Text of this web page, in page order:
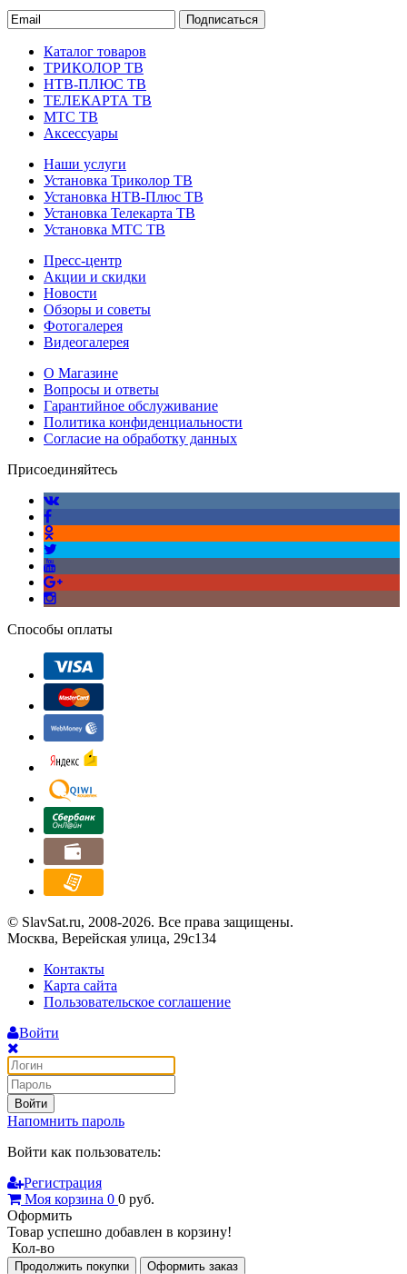
Подписаться
Каталог товаров
ТРИКОЛОР ТВ
НТВ-ПЛЮС ТВ
ТЕЛЕКАРТА ТВ
МТС ТВ
Аксессуары
Наши услуги
Установка Триколор ТВ
Установка НТВ-Плюс ТВ
Установка Телекарта ТВ
Установка МТС ТВ
Пресс-центр
Акции и скидки
Новости
Обзоры и советы
Фотогалерея
Видеогалерея
О Магазине
Вопросы и ответы
Гарантийное обслуживание
Политика конфиденциальности
Согласие на обработку данных
Присоединяйтесь
Способы оплаты
© SlavSat.ru, 2008-2026. Все права защищены.
Москва, Верейская улица, 29с134
Контакты
Карта сайта
Пользовательское соглашение
Войти
Войти
Напомнить пароль
Войти как пользователь:
Регистрация
Моя корзина 0 0 руб.
Оформить
Товар успешно добавлен в корзину!
Кол-во
Продолжить покупки Оформить заказ